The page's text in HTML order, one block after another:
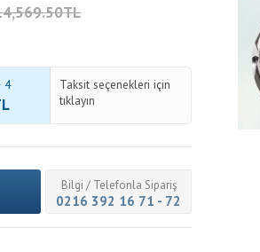
4
Taksit seçenekleri için
tıklayın
Bilgi / Telefonla Sipariş
0216 392 16 71 - 72